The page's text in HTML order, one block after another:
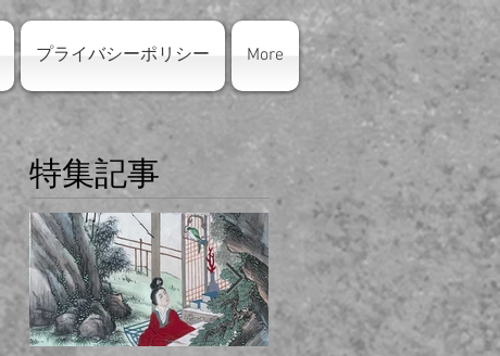
プライバシーポリシー More
特集記事